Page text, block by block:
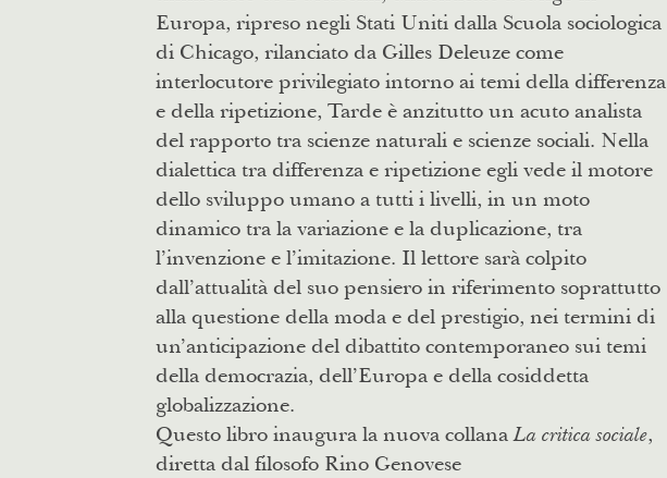
Europa, ripreso negli Stati Uniti dalla Scuola sociologica
di Chicago, rilanciato da Gilles Deleuze come
interlocutore privilegiato intorno ai temi della differenza
e della ripetizione, Tarde è anzitutto un acuto analista
del rapporto tra scienze naturali e scienze sociali. Nella
dialettica tra differenza e ripetizione egli vede il motore
dello sviluppo umano a tutti i livelli, in un moto
dinamico tra la variazione e la duplicazione, tra
l’invenzione e l’imitazione. Il lettore sarà colpito
dall’attualità del suo pensiero in riferimento soprattutto
alla questione della moda e del prestigio, nei termini di
un’anticipazione del dibattito contemporaneo sui temi
della democrazia, dell’Europa e della cosiddetta
globalizzazione.
Questo libro inaugura la nuova collanaLa critica sociale,
diretta dal filosofo Rino Genovese